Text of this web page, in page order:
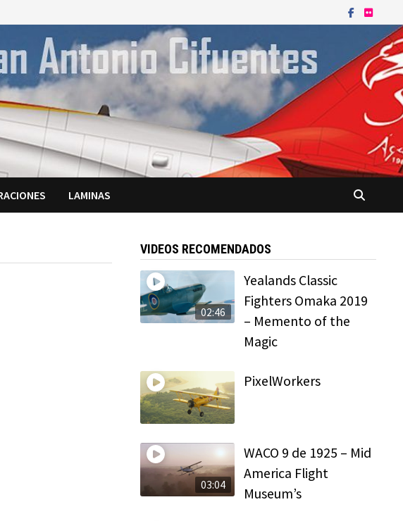
LAMINAS
VIDEOS RECOMENDADOS
02:46
Yealands Classic
Fighters Omaka 2019
– Memento of the
Magic
PixelWorkers
03:04
WACO 9 de 1925 – Mid
America Flight
Museum’s